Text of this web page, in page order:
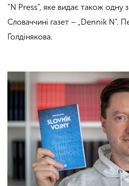
“N Press”, яке видає також одну
Словаччині газет – „Dennik N”.
Ґолдінякова.